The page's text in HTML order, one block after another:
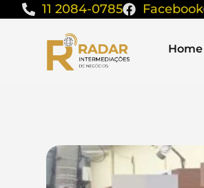
11 2084-0785 Facebook
Home